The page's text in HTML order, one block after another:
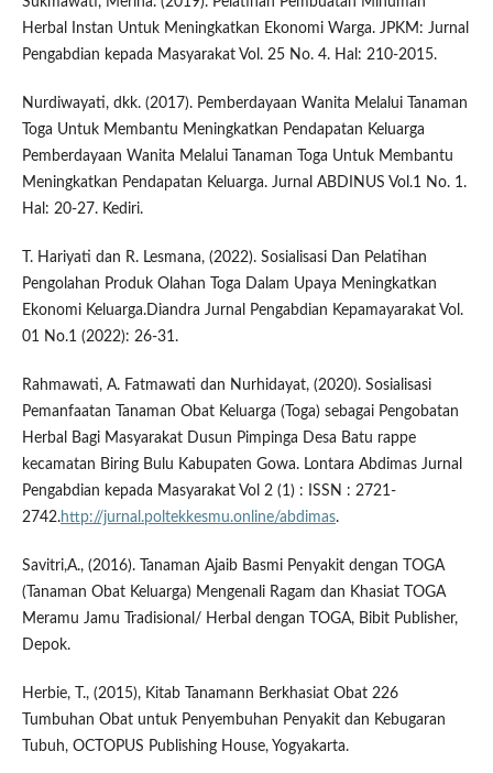
Herbal Instan Untuk Meningkatkan Ekonomi Warga. JPKM: Jurnal
Pengabdian kepada Masyarakat Vol. 25 No. 4. Hal: 210-2015.
Nurdiwayati, dkk. (2017). Pemberdayaan Wanita Melalui Tanaman
Toga Untuk Membantu Meningkatkan Pendapatan Keluarga
Pemberdayaan Wanita Melalui Tanaman Toga Untuk Membantu
Meningkatkan Pendapatan Keluarga. Jurnal ABDINUS Vol.1 No. 1.
Hal: 20-27. Kediri.
T. Hariyati dan R. Lesmana, (2022). Sosialisasi Dan Pelatihan
Pengolahan Produk Olahan Toga Dalam Upaya Meningkatkan
Ekonomi Keluarga.Diandra Jurnal Pengabdian Kepamayarakat Vol.
01 No.1 (2022): 26-31.
Rahmawati, A. Fatmawati dan Nurhidayat, (2020). Sosialisasi
Pemanfaatan Tanaman Obat Keluarga (Toga) sebagai Pengobatan
Herbal Bagi Masyarakat Dusun Pimpinga Desa Batu rappe
kecamatan Biring Bulu Kabupaten Gowa. Lontara Abdimas Jurnal
Pengabdian kepada Masyarakat Vol 2 (1) : ISSN : 2721-
2742.http://jurnal.poltekkesmu.online/abdimas.
Savitri,A., (2016). Tanaman Ajaib Basmi Penyakit dengan TOGA
(Tanaman Obat Keluarga) Mengenali Ragam dan Khasiat TOGA
Meramu Jamu Tradisional/ Herbal dengan TOGA, Bibit Publisher,
Depok.
Herbie, T., (2015), Kitab Tanamann Berkhasiat Obat 226
Tumbuhan Obat untuk Penyembuhan Penyakit dan Kebugaran
Tubuh, OCTOPUS Publishing House, Yogyakarta.